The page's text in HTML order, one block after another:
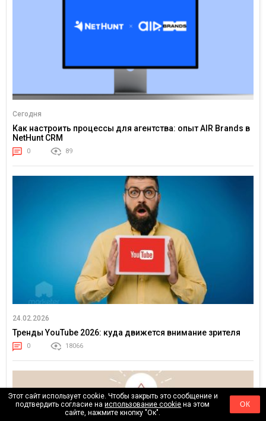
Сегодня
Как настроить процессы для агентства: опыт AIR Brands в
NetHunt CRM
0 89
24.02.2026
Тренды YouTube 2026: куда движется внимание зрителя
0 18066
Этот сайт использует cookie. Чтобы закрыть это сообщение и
подтвердить согласие наиспользование cookie на этом
сайте, нажмите кнопку "Ок".
ОК